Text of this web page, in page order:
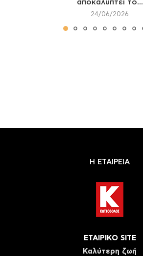
αποκαλύπτει το...
24/06/2026
Η ΕΤΑΙΡΕΙΑ
ΕΤΑΙΡΙΚΟ SITE
Καλύτερη ζωή